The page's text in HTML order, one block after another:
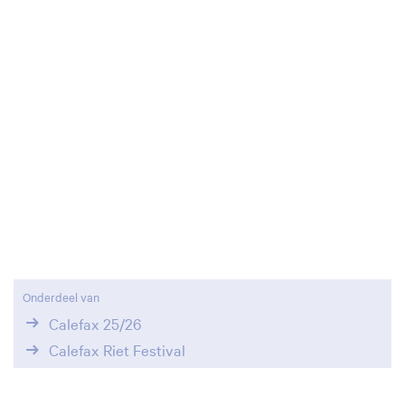
Onderdeel van
Calefax 25/26
Calefax Riet Festival